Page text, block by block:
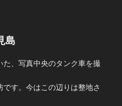
島
た、写真中央のタンク車を撮
す。今はこの辺りは整地さ